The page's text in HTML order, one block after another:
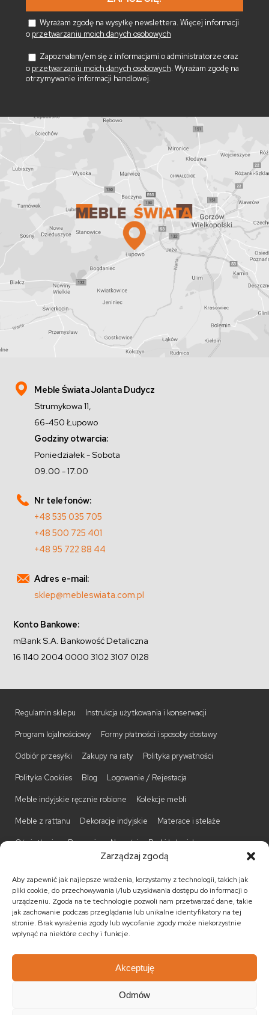
Zarządzaj zgodą
Aby zapewnić jak najlepsze wrażenia, korzystamy z technologii, takich jak
pliki cookie, do przechowywania i/lub uzyskiwania dostępu do informacji o
urządzeniu. Zgoda na te technologie pozwoli nam przetwarzać dane, takie
jak zachowanie podczas przeglądania lub unikalne identyfikatory na tej
stronie. Brak wyrażenia zgody lub wycofanie zgody może niekorzystnie
wpłynąć na niektóre cechy i funkcje.
Akceptuję
Odmów
Wyrażam zgodę na wysyłkę newslettera. Więcej informacji
o przetwarzaniu moich danych osobowych
Zapoznałam/em się z informacjami o administratorze oraz
o przetwarzaniu moich danych osobowych. Wyrażam zgodę na
otrzymywanie informacji handlowej.
Meble Świata Jolanta Dudycz
Strumykowa 11,
66-450 Łupowo
Godziny otwarcia:
Poniedziałek - Sobota
09.00 - 17.00
Nr telefonów:
+48 535 035 705
+48 500 725 401
+48 95 722 88 44
Adres e-mail:
sklep@mebleswiata.com.pl
Konto Bankowe:
mBank S.A. Bankowość Detaliczna
16 1140 2004 0000 3102 3107 0128
Regulamin sklepu Instrukcja użytkowania i konserwacji
Program lojalnościowy Formy płatności i sposoby dostawy
Odbiór przesyłki Zakupy na raty Polityka prywatności
Polityka Cookies Blog Logowanie / Rejestacja
Meble indyjskie ręcznie robione Kolekcje mebli
Meble z rattanu Dekoracje indyjskie Materace i stelaże
Oświetlenie Promocje Nowości Barki kolonialne
Komody kolonialne Krzesła kolonialne
Kufry indyjskie Ławki kolonialne Łóżka kolonialne
Parawany kolonialne Półki kolonialne Regały kolonialne
Stojaki na CD Stoliki kawowe Stoliki nocne
MEBLE ŚWIATA